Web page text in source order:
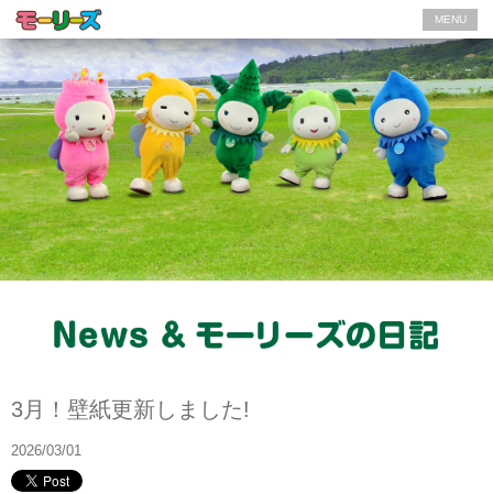
MENU
3月！壁紙更新しました!
2026/03/01